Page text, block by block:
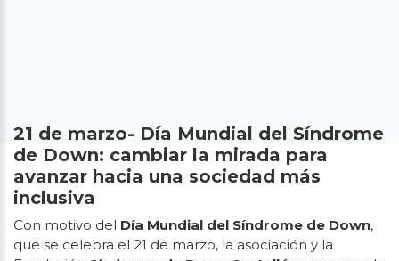
21 de marzo- Día Mundial del Síndrome
de Down: cambiar la mirada para
avanzar hacia una sociedad más
inclusiva
Con motivo del Día Mundial del Síndrome de Down,
que se celebra el 21 de marzo, la asociación y la